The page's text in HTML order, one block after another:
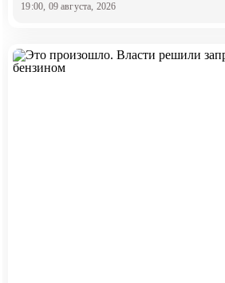
19:00, 09 августа, 2026